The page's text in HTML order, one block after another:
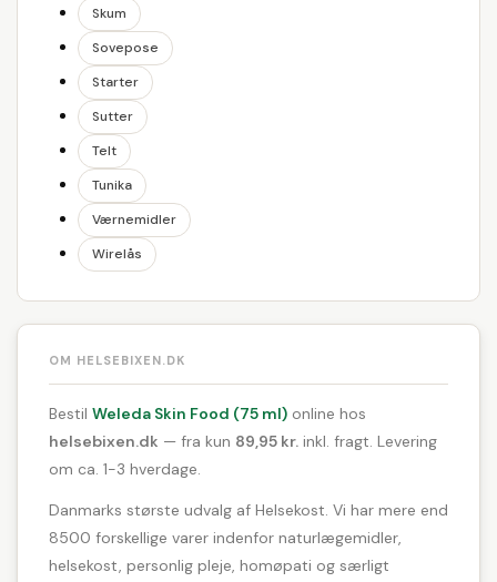
Skum
Sovepose
Starter
Sutter
Telt
Tunika
Værnemidler
Wirelås
OM HELSEBIXEN.DK
Bestil Weleda Skin Food (75 ml) online hos
helsebixen.dk — fra kun 89,95 kr. inkl. fragt. Levering
om ca. 1-3 hverdage.
Danmarks største udvalg af Helsekost. Vi har mere end
8500 forskellige varer indenfor naturlægemidler,
helsekost, personlig pleje, homøpati og særligt